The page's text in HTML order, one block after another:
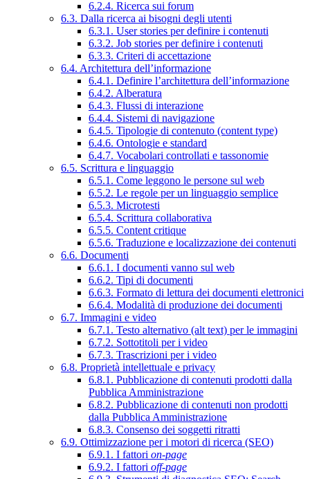
6.2.4. Ricerca sui forum
6.3. Dalla ricerca ai bisogni degli utenti
6.3.1. User stories per definire i contenuti
6.3.2. Job stories per definire i contenuti
6.3.3. Criteri di accettazione
6.4. Architettura dell’informazione
6.4.1. Definire l’architettura dell’informazione
6.4.2. Alberatura
6.4.3. Flussi di interazione
6.4.4. Sistemi di navigazione
6.4.5. Tipologie di contenuto (content type)
6.4.6. Ontologie e standard
6.4.7. Vocabolari controllati e tassonomie
6.5. Scrittura e linguaggio
6.5.1. Come leggono le persone sul web
6.5.2. Le regole per un linguaggio semplice
6.5.3. Microtesti
6.5.4. Scrittura collaborativa
6.5.5. Content critique
6.5.6. Traduzione e localizzazione dei contenuti
6.6. Documenti
6.6.1. I documenti vanno sul web
6.6.2. Tipi di documenti
6.6.3. Formato di lettura dei documenti elettronici
6.6.4. Modalità di produzione dei documenti
6.7. Immagini e video
6.7.1. Testo alternativo (alt text) per le immagini
6.7.2. Sottotitoli per i video
6.7.3. Trascrizioni per i video
6.8. Proprietà intellettuale e privacy
6.8.1. Pubblicazione di contenuti prodotti dalla
Pubblica Amministrazione
6.8.2. Pubblicazione di contenuti non prodotti
dalla Pubblica Amministrazione
6.8.3. Consenso dei soggetti ritratti
6.9. Ottimizzazione per i motori di ricerca (SEO)
6.9.1. I fattori on-page
6.9.2. I fattori off-page